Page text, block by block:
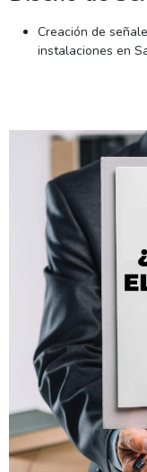
Creación de
instalaciones en